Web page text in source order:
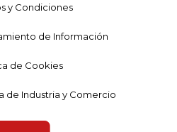
y Condiciones
de Información
de Cookies
de Industria y Comercio